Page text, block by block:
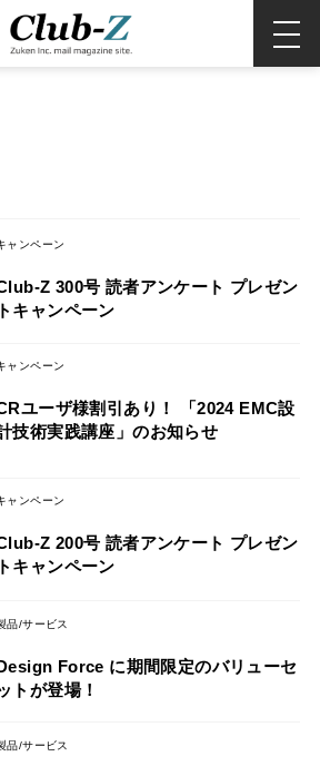
ャンペーン
Z 300号 読者アンケート プレゼン
トキャンペーン
ャンペーン
ユーザ様割引あり！ 「2024 EMC設
技術実践講座」のお知らせ
ャンペーン
Z 200号 読者アンケート プレゼン
トキャンペーン
品/サービス
Force に期間限定のバリューセ
トが登場！
品/サービス